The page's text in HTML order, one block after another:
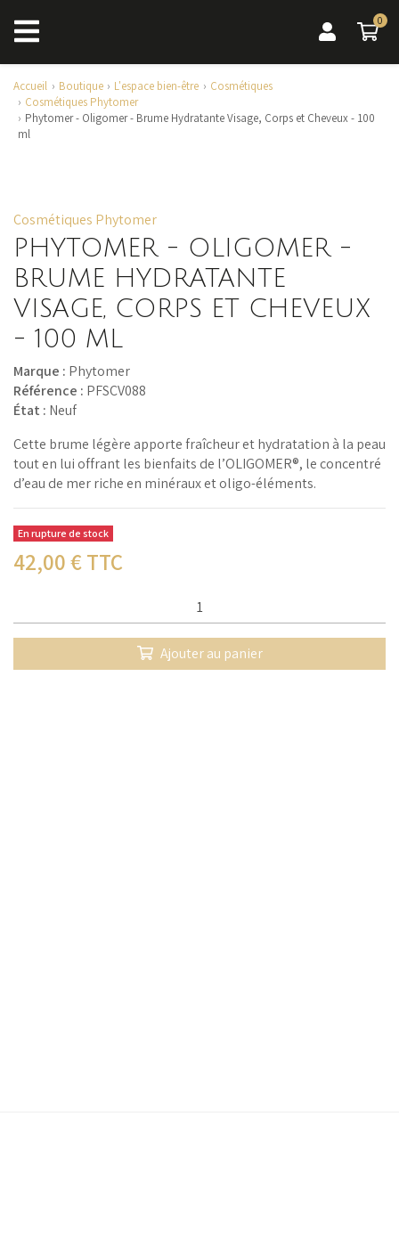
0
0
Accueil Boutique L'espace bien-être
Cosmétiques
Cosmétiques Phytomer
Phytomer - Oligomer - Brume Hydratante Visage, Corps et Cheveux - 100
ml
Cosmétiques Phytomer
PHYTOMER - OLIGOMER -
BRUME HYDRATANTE
VISAGE, CORPS ET CHEVEUX
- 100 ML
Marque : Phytomer
Référence : PFSCV088
État : Neuf
Cette brume légère apporte fraîcheur et hydratation à la peau
tout en lui offrant les bienfaits de l’OLIGOMER®, le concentré
d’eau de mer riche en minéraux et oligo-éléments.
En rupture de stock
42,00€ TTC
Ajouter au panier